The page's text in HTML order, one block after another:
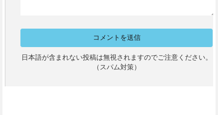
日本語が含まれない投稿は無視されますのでご注意ください。
（スパム対策）